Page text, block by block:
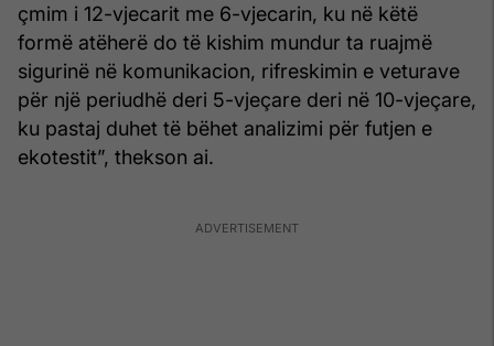
çmim i 12-vjecarit me 6-vjecarin, ku në këtë
formë atëherë do të kishim mundur ta ruajmë
sigurinë në komunikacion, rifreskimin e veturave
për një periudhë deri 5-vjeçare deri në 10-vjeçare,
ku pastaj duhet të bëhet analizimi për futjen e
ekotestit”, thekson ai.